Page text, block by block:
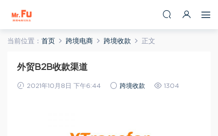
当前位置： 首页 跨境电商 跨境收款 正文
外贸B2B收款渠道
2021年10月8日 下午6:44 跨境收款 1304